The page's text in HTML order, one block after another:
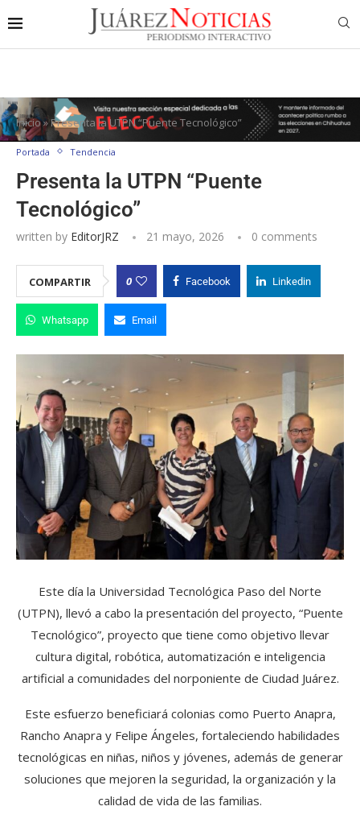
Inicio»Presenta la UTPN “Puente Tecnológico”
Portada Tendencia
Presenta la UTPN “Puente
Tecnológico”
written by EditorJRZ 21 mayo, 2026 0 comments
COMPARTIR 0 Facebook Linkedin
Whatsapp Email
Este día la Universidad Tecnológica Paso del Norte
(UTPN), llevó a cabo la presentación del proyecto, “Puente
Tecnológico”, proyecto que tiene como objetivo llevar
cultura digital, robótica, automatización e inteligencia
artificial a comunidades del norponiente de Ciudad Juárez.
Este esfuerzo beneficiará colonias como Puerto Anapra,
Rancho Anapra y Felipe Ángeles, fortaleciendo habilidades
tecnológicas en niñas, niños y jóvenes, además de generar
soluciones que mejoren la seguridad, la organización y la
calidad de vida de las familias.